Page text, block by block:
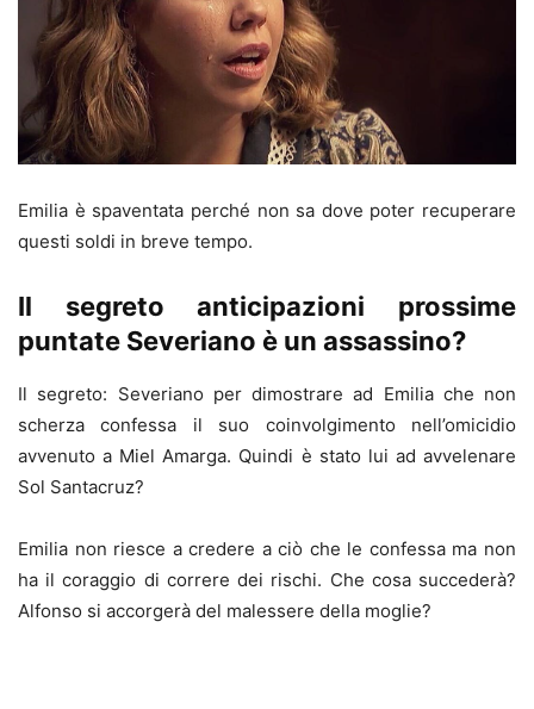
Emilia è spaventata perché non sa dove poter recuperare
questi soldi in breve tempo.
Il segreto anticipazioni prossime
puntate Severiano è un assassino?
Il segreto: Severiano per dimostrare ad Emilia che non
scherza confessa il suo coinvolgimento nell’omicidio
avvenuto a Miel Amarga. Quindi è stato lui ad avvelenare
Sol Santacruz?
Emilia non riesce a credere a ciò che le confessa ma non
ha il coraggio di correre dei rischi. Che cosa succederà?
Alfonso si accorgerà del malessere della moglie?